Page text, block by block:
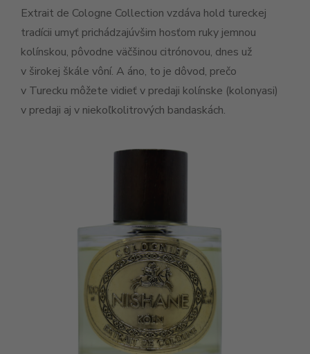
Extrait de Cologne Collection vzdáva hold tureckej
tradícii umyť prichádzajúvšim hosťom ruky jemnou
kolínskou, pôvodne väčšinou citrónovou, dnes už
v širokej škále vôní. A áno, to je dôvod, prečo
v Turecku môžete vidieť v predaji kolínske (kolonyasi)
v predaji aj v niekoľkolitrových bandaskách.